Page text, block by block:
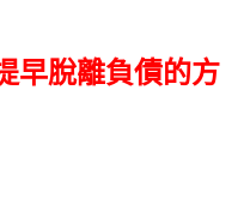
早脫離負債的方